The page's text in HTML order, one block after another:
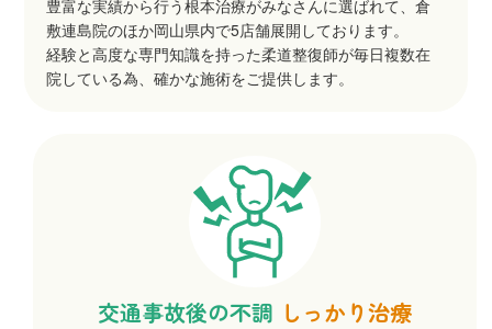
豊富な実績から行う根本治療がみなさんに選ばれて、倉
敷連島院のほか岡山県内で5店舗展開しております。
経験と高度な専門知識を持った柔道整復師が毎日複数在
院している為、確かな施術をご提供します。
交通事故後の不調 しっかり治療